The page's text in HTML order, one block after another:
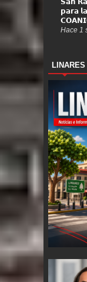
𝗦𝗮𝗻
𝗽𝗮𝗿𝗮
Hace 1
LINARES